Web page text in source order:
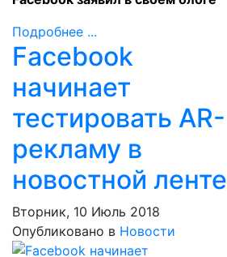
Подробнее ...
Facebook
начинает
тестировать AR-
рекламу в
новостной ленте
Вторник, 10 Июль 2018
Опубликовано в Новости